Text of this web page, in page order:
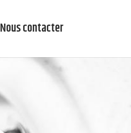
Nous contacter